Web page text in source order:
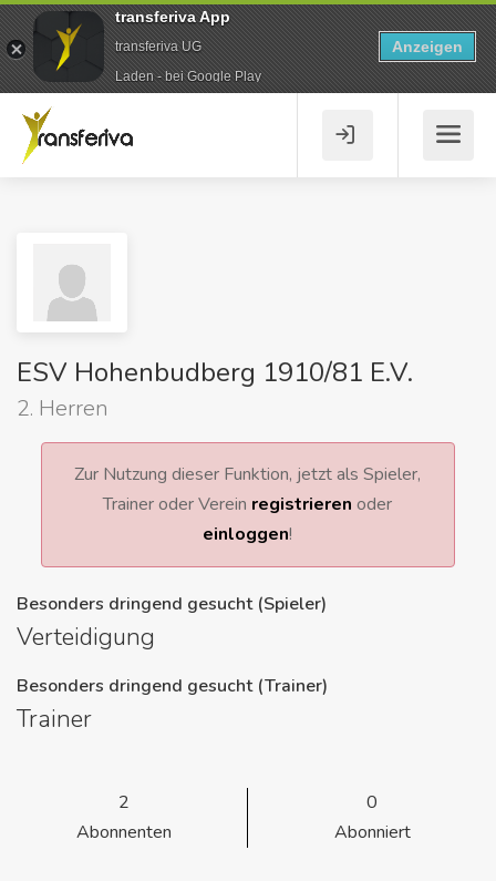
ESV Hohenbudberg 1910/81 E.V.
2. Herren
Zur Nutzung dieser Funktion, jetzt als Spieler,
Trainer oder Verein registrieren oder
einloggen!
Besonders dringend gesucht (Spieler)
Verteidigung
Besonders dringend gesucht (Trainer)
Trainer
2
Abonnenten
0
Abonniert
transferiva App
transferiva UG
Laden - bei Google Play
Anzeigen